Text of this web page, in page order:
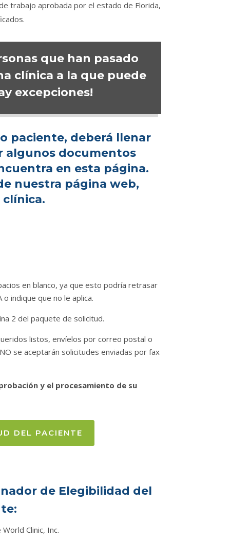
trabajo aprobada por el estado de Florida,
que han pasado
clínica a la que puede
excepciones!
paciente, deberá llenar
algunos documentos
en esta página.
nuestra página web,
en blanco, ya que esto podría retrasar
indique que no le aplica.
2 del paquete de solicitud.
listos, envíelos por correo postal o
se aceptarán solicitudes enviadas por fax
y el procesamiento de su
DEL PACIENTE
de Elegibilidad del
Clinic, Inc.